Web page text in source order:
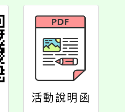
活動說明函